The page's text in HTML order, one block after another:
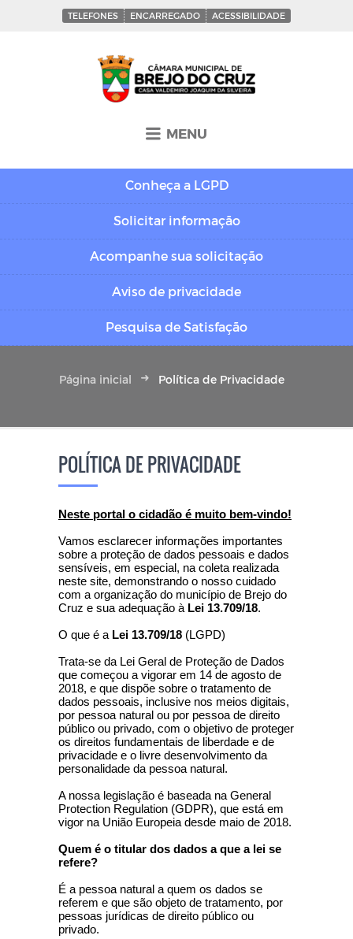
TELEFONES ENCARREGADO ACESSIBILIDADE
MENU
Conheça a LGPD
Solicitar informação
Acompanhe sua solicitação
Aviso de privacidade
Pesquisa de Satisfação
Página inicial Política de Privacidade
POLÍTICA DE PRIVACIDADE
Neste portal o cidadão é muito bem-vindo!
Vamos esclarecer informações importantes
sobre a proteção de dados pessoais e dados
sensíveis, em especial, na coleta realizada
neste site, demonstrando o nosso cuidado
com a organização do município de Brejo do
Cruz e sua adequação à Lei 13.709/18.
O que é a Lei 13.709/18 (LGPD)
Trata-se da Lei Geral de Proteção de Dados
que começou a vigorar em 14 de agosto de
2018, e que dispõe sobre o tratamento de
dados pessoais, inclusive nos meios digitais,
por pessoa natural ou por pessoa de direito
público ou privado, com o objetivo de proteger
os direitos fundamentais de liberdade e de
privacidade e o livre desenvolvimento da
personalidade da pessoa natural.
A nossa legislação é baseada na General
Protection Regulation (GDPR), que está em
vigor na União Europeia desde maio de 2018.
Quem é o titular dos dados a que a lei se
refere?
É a pessoa natural a quem os dados se
referem e que são objeto de tratamento, por
pessoas jurídicas de direito público ou
privado.